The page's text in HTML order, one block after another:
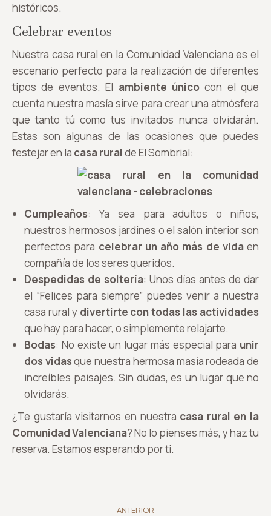
históricos.
Celebrar eventos
Nuestra casa rural en la Comunidad Valenciana es el
escenario perfecto para la realización de diferentes
tipos de eventos. El ambiente único con el que
cuenta nuestra masía sirve para crear una atmósfera
que tanto tú como tus invitados nunca olvidarán.
Estas son algunas de las ocasiones que puedes
festejar en la casa ruralde El Sombrial:
Cumpleaños: Ya sea para adultos o niños,
nuestros hermosos jardines o el salón interior son
perfectos para celebrar un año más de vidaen
compañía de los seres queridos.
Despedidas de soltería: Unos días antes de dar
el “Felices para siempre” puedes venir a nuestra
casa rural y divertirte con todas las actividades
que hay para hacer, o simplemente relajarte.
Bodas: No existe un lugar más especial para unir
dos vidasque nuestra hermosa masía rodeada de
increíbles paisajes. Sin dudas, es un lugar que no
olvidarás.
¿Te gustaría visitarnos en nuestra casa rural en la
Comunidad Valenciana? No lo pienses más, y haz tu
reserva. Estamos esperando por ti.
ANTERIOR